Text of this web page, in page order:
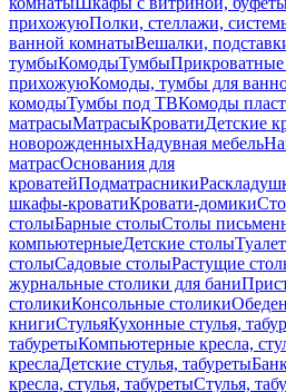
прихожуюПолки, стеллажи,
ванной комнатыВешалки,
тумбыКомодыТумбы
прихожуюКомоды, тумбы для
комодыТумбы под ТВКомоды
матрасыМатрасыКроватиДетские
новорожденныхНадувная мебель
матрасОснования для
кроватейПодматрасники
шкафы-кроватиКровати-домики
столыБарные столыСтолы
компьютерныеДетские столы
столыСадовые столыРастущие
журнальные столики для бани
столикиКонсольные столики
книгиСтульяКухонные стулья,
табуретыКомпьютерные кресла,
креслаДетские стулья, табуреты
кресла, стулья, табуретыСтулья,